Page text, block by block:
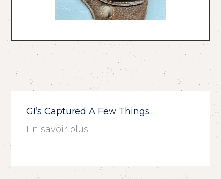
GI’s Captured A Few Things…
En savoir plus